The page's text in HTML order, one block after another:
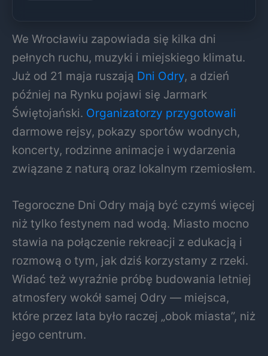
We Wrocławiu zapowiada się kilka dni
pełnych ruchu, muzyki i miejskiego klimatu.
Już od 21 maja ruszają Dni Odry, a dzień
później na Rynku pojawi się Jarmark
Świętojański. Organizatorzy przygotowali
darmowe rejsy, pokazy sportów wodnych,
koncerty, rodzinne animacje i wydarzenia
związane z naturą oraz lokalnym rzemiosłem.
Tegoroczne Dni Odry mają być czymś więcej
niż tylko festynem nad wodą. Miasto mocno
stawia na połączenie rekreacji z edukacją i
rozmową o tym, jak dziś korzystamy z rzeki.
Widać też wyraźnie próbę budowania letniej
atmosfery wokół samej Odry — miejsca,
które przez lata było raczej „obok miasta”, niż
jego centrum.